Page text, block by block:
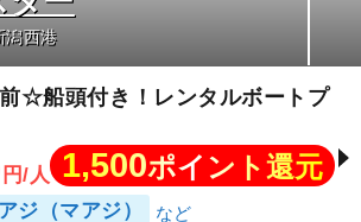
潟西港
☆船頭付き！レンタルボートプ
円/人 1,500ポイント還元
アジ（マアジ）